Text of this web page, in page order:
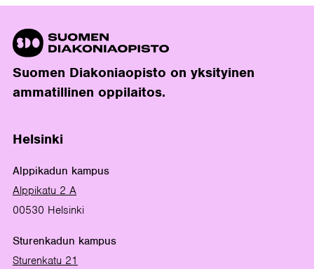
Suomen Diakoniaopisto on yksityinen
ammatillinen oppilaitos.
Helsinki
Alppikadun kampus
Alppikatu 2 A
00530 Helsinki
Sturenkadun kampus
Sturenkatu 21